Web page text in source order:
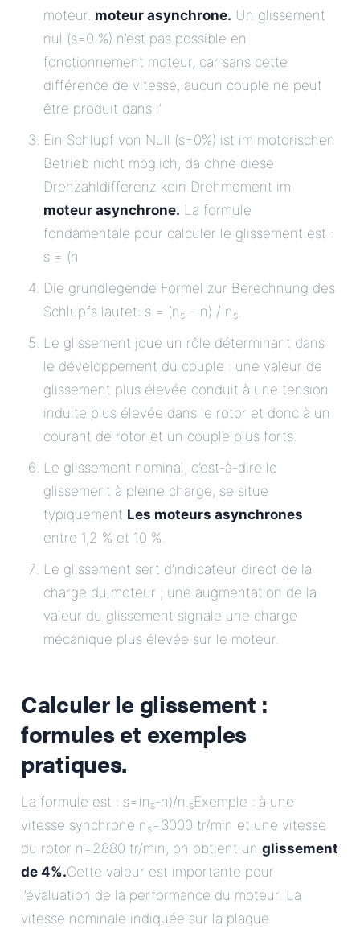
moteur. moteur asynchrone. Un glissement
nul (s=0 %) n’est pas possible en
fonctionnement moteur, car sans cette
différence de vitesse, aucun couple ne peut
être produit dans l’
Ein Schlupf von Null (s=0%) ist im motorischen
Betrieb nicht möglich, da ohne diese
Drehzahldifferenz kein Drehmoment im
moteur asynchrone. La formule
fondamentale pour calculer le glissement est :
s = (n
Die grundlegende Formel zur Berechnung des
Schlupfs lautet: s = (n s – n) / n s.
Le glissement joue un rôle déterminant dans
le développement du couple : une valeur de
glissement plus élevée conduit à une tension
induite plus élevée dans le rotor et donc à un
courant de rotor et un couple plus forts.
Le glissement nominal, c’est-à-dire le
glissement à pleine charge, se situe
typiquement Les moteurs asynchrones
entre 1,2 % et 10 %.
Le glissement sert d’indicateur direct de la
charge du moteur ; une augmentation de la
valeur du glissement signale une charge
mécanique plus élevée sur le moteur.
Calculer le glissement :
formules et exemples
pratiques.
La formule est : s=(n s-n)/n.sExemple : à une
vitesse synchrone n s=3000 tr/min et une vitesse
du rotor n=2880 tr/min, on obtient un glissement
de 4%.Cette valeur est importante pour
l’évaluation de la performance du moteur. La
vitesse nominale indiquée sur la plaque